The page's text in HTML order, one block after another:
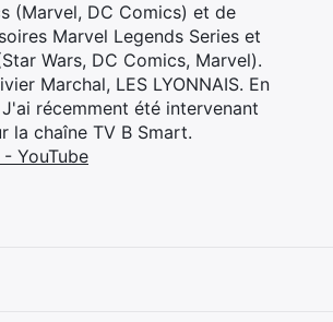
(Marvel, DC Comics) et de
Marvel Legends Series et
Wars, DC Comics, Marvel).
Marchal, LES LYONNAIS. En
récemment été intervenant
la chaîne TV B Smart.
YouTube